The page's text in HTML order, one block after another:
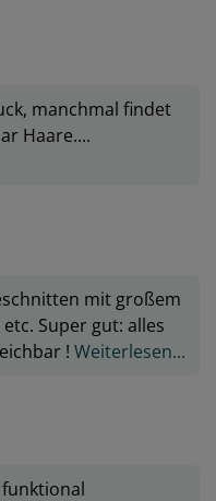
manchmal findet
Haare....
mit großem
Super gut: alles
! Weiterlesen...